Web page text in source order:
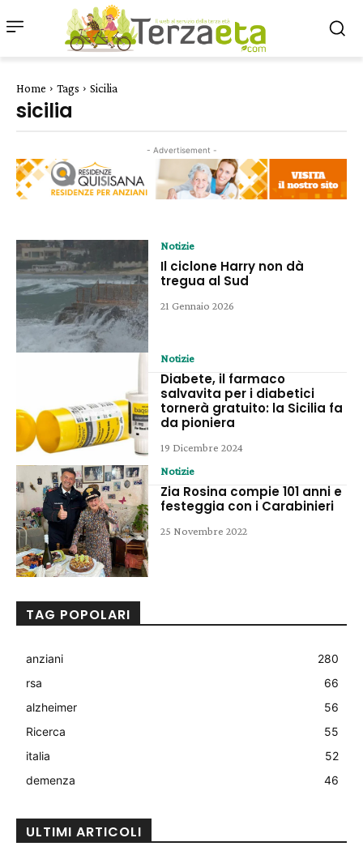
Home Tags Sicilia
sicilia
- Advertisement -
Notizie
Il ciclone Harry non dà
tregua al Sud
21 Gennaio 2026
Notizie
Diabete, il farmaco
salvavita per i diabetici
tornerà gratuito: la Sicilia fa
da pioniera
19 Dicembre 2024
Notizie
Zia Rosina compie 101 anni e
festeggia con i Carabinieri
25 Novembre 2022
TAG POPOLARI
anziani
280
rsa
66
alzheimer
56
Ricerca
55
italia
52
demenza
46
ULTIMI ARTICOLI